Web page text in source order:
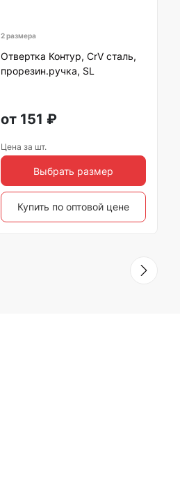
2 размера
Отвертка Контур, CrV сталь,
прорезин.ручка, SL
от 151 ₽
Цена за шт.
Выбрать размер
Купить по оптовой цене